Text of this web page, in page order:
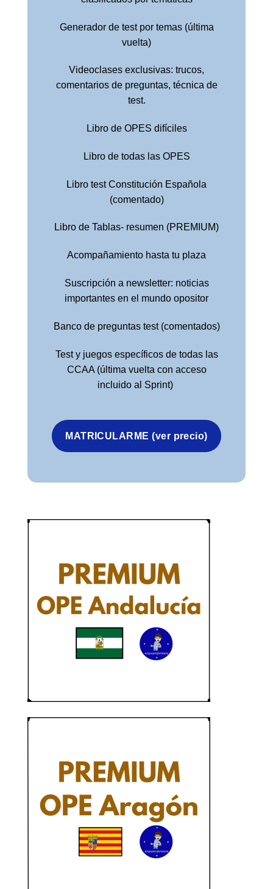
Generador de test por temas (última
vuelta)
Videoclases exclusivas: trucos,
comentarios de preguntas, técnica de
test.
Libro de OPES difíciles
Libro de todas las OPES
Libro test Constitución Española
(comentado)
Libro de Tablas- resumen (PREMIUM)
Acompañamiento hasta tu plaza
Suscripción a newsletter: noticias
importantes en el mundo opositor
Banco de preguntas test (comentados)
Test y juegos específicos de todas las
CCAA (última vuelta con acceso
incluido al Sprint)
MATRICULARME (ver precio)